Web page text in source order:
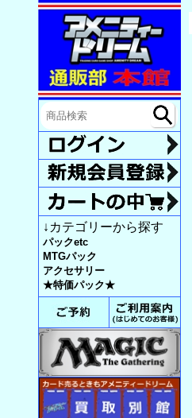
↓カテゴリーから探す
パックetc
MTGパック
アクセサリー
★特価パック★